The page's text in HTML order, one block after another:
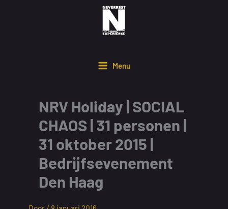
Menu
NRV Holiday | SOCIAL
CHAOS | 31 personen |
31 oktober 2015 |
Bedrijfsevenement
Den Haag